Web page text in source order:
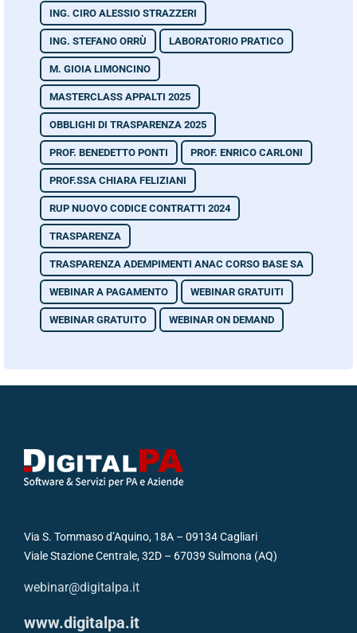
ING. CIRO ALESSIO STRAZZERI
ING. STEFANO ORRÙ LABORATORIO PRATICO
M. GIOIA LIMONCINO
MASTERCLASS APPALTI 2025
OBBLIGHI DI TRASPARENZA 2025
PROF. BENEDETTO PONTI PROF. ENRICO CARLONI
PROF.SSA CHIARA FELIZIANI
RUP NUOVO CODICE CONTRATTI 2024
TRASPARENZA
TRASPARENZA ADEMPIMENTI ANAC CORSO BASE SA
WEBINAR A PAGAMENTO WEBINAR GRATUITI
WEBINAR GRATUITO WEBINAR ON DEMAND
Via S. Tommaso d’Aquino, 18A – 09134 Cagliari
Viale Stazione Centrale, 32D – 67039 Sulmona (AQ)
webinar@digitalpa.it
www.digitalpa.it